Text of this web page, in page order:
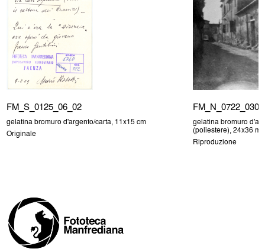
FM_S_0125_06_02
gelatina bromuro d'argento/carta, 11x15 cm
Originale
FM_N_0722_030
gelatina bromuro
(poliestere), 24x36
Riproduzione